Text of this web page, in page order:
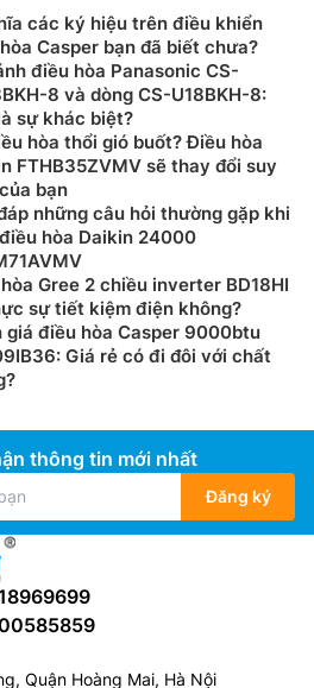
chịu
đảo gió được thiết kế hướng
luồng khí lạnh thổi trực tiếp
mỏi, lạnh buốt.
có điện
máyđiều hòa general 1 chiều
các cài đặt hiện tại như nhiệt
có điện lại, máy sẽ tự thiết lập
nhớ trước đó mà không cần sự
mang lại những giây
các ký hiệu trên điều khiển
Casper bạn đã biết chưa?
điều hòa Panasonic CS-
8 và dòng CS-U18BKH-8:
sự khác biệt?
hòa thổi gió buốt? Điều hòa
FTHB35ZVMV sẽ thay đổi suy
bạn
những câu hỏi thường gặp khi
hòa Daikin 24000
Gree 2 chiều inverter BD18HI
sự tiết kiệm điện không?
giá điều hòa Casper 9000btu
Giá rẻ có đi đôi với chất
thông tin mới nhất
Đăng ký
Quận Hoàng Mai, Hà Nội